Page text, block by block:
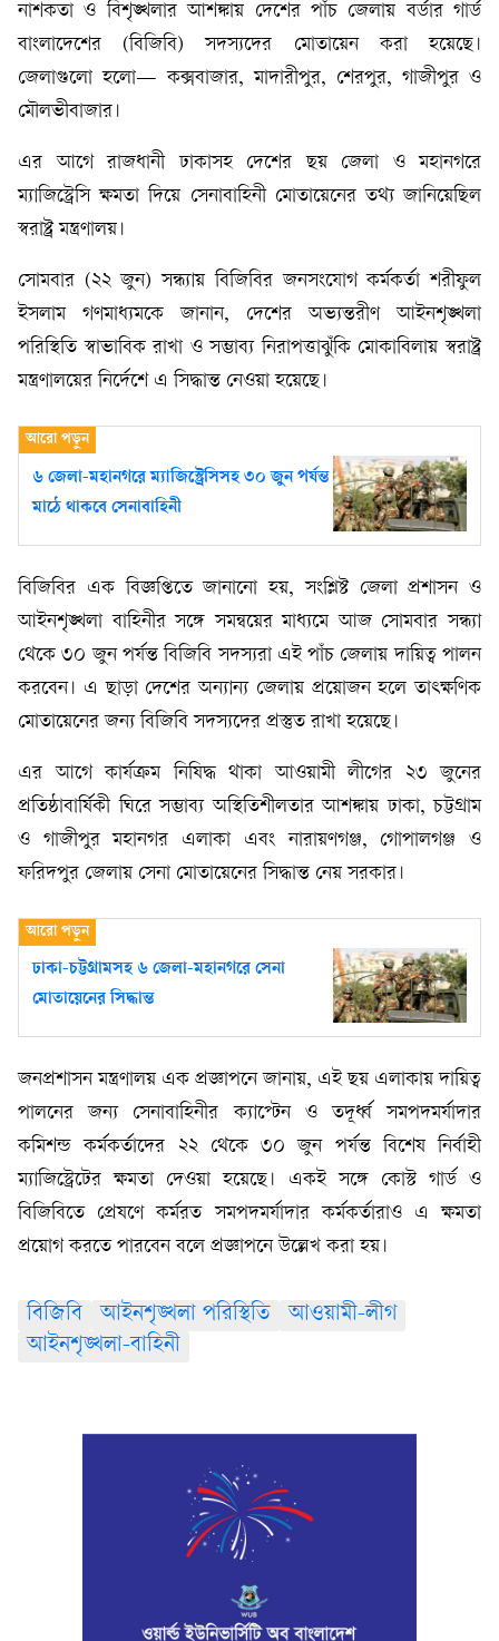
নাশকতা ও বিশৃঙ্খলার আশঙ্কায় দেশের পাঁচ জেলায় বর্ডার গার্ড
বাংলাদেশের (বিজিবি) সদস্যদের মোতায়েন করা হয়েছে।
জেলাগুলো হলো— কক্সবাজার, মাদারীপুর, শেরপুর, গাজীপুর ও
মৌলভীবাজার।
এর আগে রাজধানী ঢাকাসহ দেশের ছয় জেলা ও মহানগরে
ম্যাজিস্ট্রেসি ক্ষমতা দিয়ে সেনাবাহিনী মোতায়েনের তথ্য জানিয়েছিল
স্বরাষ্ট্র মন্ত্রণালয়।
সোমবার (২২ জুন) সন্ধ্যায় বিজিবির জনসংযোগ কর্মকর্তা শরীফুল
ইসলাম গণমাধ্যমকে জানান, দেশের অভ্যন্তরীণ আইনশৃঙ্খলা
পরিস্থিতি স্বাভাবিক রাখা ও সম্ভাব্য নিরাপত্তাঝুঁকি মোকাবিলায় স্বরাষ্ট্র
মন্ত্রণালয়ের নির্দেশে এ সিদ্ধান্ত নেওয়া হয়েছে।
৬ জেলা-মহানগরে ম্যাজিস্ট্রেসিসহ ৩০ জুন পর্যন্ত
মাঠে থাকবে সেনাবাহিনী
বিজিবির এক বিজ্ঞপ্তিতে জানানো হয়, সংশ্লিষ্ট জেলা প্রশাসন ও
আইনশৃঙ্খলা বাহিনীর সঙ্গে সমন্বয়ের মাধ্যমে আজ সোমবার সন্ধ্যা
থেকে ৩০ জুন পর্যন্ত বিজিবি সদস্যরা এই পাঁচ জেলায় দায়িত্ব পালন
করবেন। এ ছাড়া দেশের অন্যান্য জেলায় প্রয়োজন হলে তাৎক্ষণিক
মোতায়েনের জন্য বিজিবি সদস্যদের প্রস্তুত রাখা হয়েছে।
এর আগে কার্যক্রম নিষিদ্ধ থাকা আওয়ামী লীগের ২৩ জুনের
প্রতিষ্ঠাবার্ষিকী ঘিরে সম্ভাব্য অস্থিতিশীলতার আশঙ্কায় ঢাকা, চট্টগ্রাম
ও গাজীপুর মহানগর এলাকা এবং নারায়ণগঞ্জ, গোপালগঞ্জ ও
ফরিদপুর জেলায় সেনা মোতায়েনের সিদ্ধান্ত নেয় সরকার।
ঢাকা-চট্টগ্রামসহ ৬ জেলা-মহানগরে সেনা
মোতায়েনের সিদ্ধান্ত
জনপ্রশাসন মন্ত্রণালয় এক প্রজ্ঞাপনে জানায়, এই ছয় এলাকায় দায়িত্ব
পালনের জন্য সেনাবাহিনীর ক্যাপ্টেন ও তদূর্ধ্ব সমপদমর্যাদার
কমিশন্ড কর্মকর্তাদের ২২ থেকে ৩০ জুন পর্যন্ত বিশেষ নির্বাহী
ম্যাজিস্ট্রেটের ক্ষমতা দেওয়া হয়েছে। একই সঙ্গে কোস্ট গার্ড ও
বিজিবিতে প্রেষণে কর্মরত সমপদমর্যাদার কর্মকর্তারাও এ ক্ষমতা
প্রয়োগ করতে পারবেন বলে প্রজ্ঞাপনে উল্লেখ করা হয়।
বিজিবি আইনশৃঙ্খলা পরিস্থিতি
আওয়ামী-লীগ
আইনশৃঙ্খলা-বাহিনী